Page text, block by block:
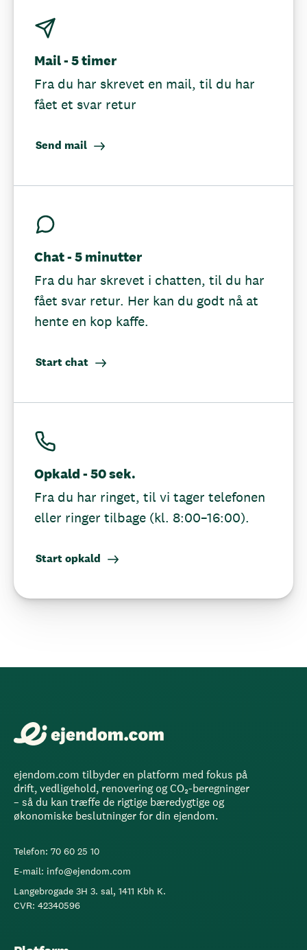
Mail - 5 timer
Fra du har skrevet en mail, til du har
fået et svar retur
Send mail
Chat - 5 minutter
Fra du har skrevet i chatten, til du har
fået svar retur. Her kan du godt nå at
hente en kop kaffe.
Start chat
Opkald - 50 sek.
Fra du har ringet, til vi tager telefonen
eller ringer tilbage (kl. 8:00–16:00).
Start opkald
ejendom.com tilbyder en platform med fokus på
drift, vedligehold, renovering og CO₂-beregninger
– så du kan træffe de rigtige bæredygtige og
økonomiske beslutninger for din ejendom.
Telefon: 70 60 25 10
E-mail: info@ejendom.com
Langebrogade 3H 3. sal, 1411 Kbh K.
CVR: 42340596